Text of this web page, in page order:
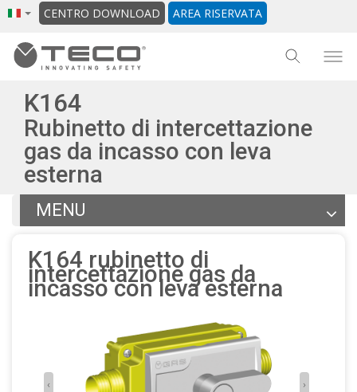
CENTRO DOWNLOAD AREA RISERVATA
K164
Rubinetto di intercettazione
gas da incasso con leva
esterna
MENU
Documentazione
Altri prodotti della gamma
K164 rubinetto di
intercettazione gas da
incasso con leva esterna
‹ ›